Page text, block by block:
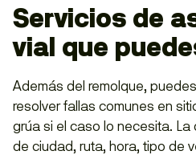
Servicios de
vial que
Además del remolque,
resolver fallas comunes en
grúa si el caso lo necesita.
de ciudad, ruta, hora, tipo de